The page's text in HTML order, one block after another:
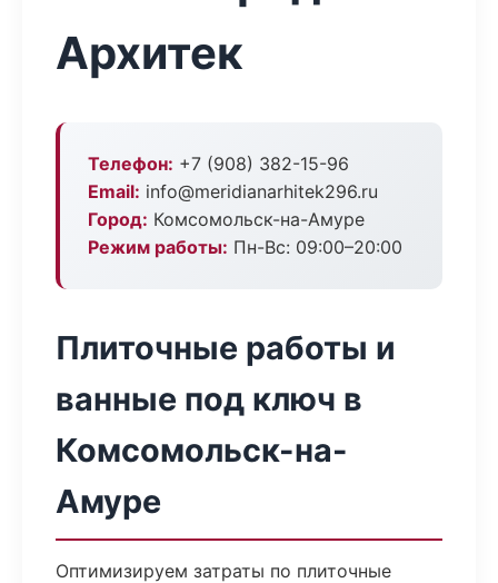
Архитек
Телефон: +7 (908) 382-15-96
Email: info@meridianarhitek296.ru
Город: Комсомольск-на-Амуре
Режим работы: Пн-Вс: 09:00–20:00
Плиточные работы и
ванные под ключ в
Комсомольск-на-
Амуре
Оптимизируем затраты по плиточные